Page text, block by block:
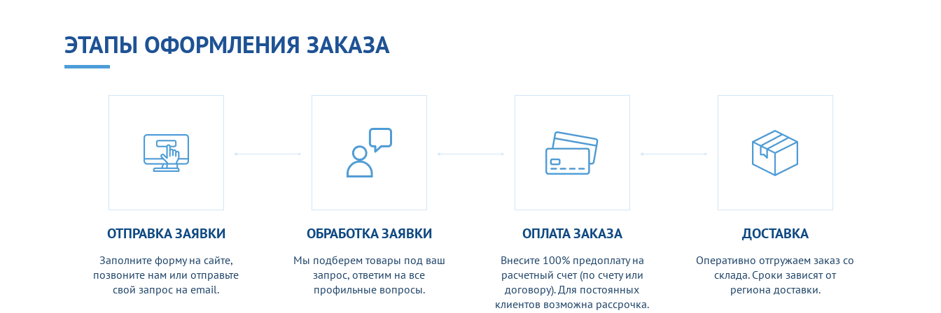
ЭТАПЫ ОФОРМЛЕНИЯ ЗАКАЗА
ОТПРАВКА ЗАЯВКИ
Заполните форму на сайте,
позвоните нам или отправьте
свой запрос на email.
ОБРАБОТКА ЗАЯВКИ
Мы подберем товары под ваш
запрос, ответим на все
профильные вопросы.
ОПЛАТА ЗАКАЗА
Внесите 100% предоплату на
расчетный счет (по счету или
договору). Для постоянных
клиентов возможна рассрочка.
ДОСТАВКА
Оперативно отгружаем заказ со
склада. Сроки зависят от
региона доставки.